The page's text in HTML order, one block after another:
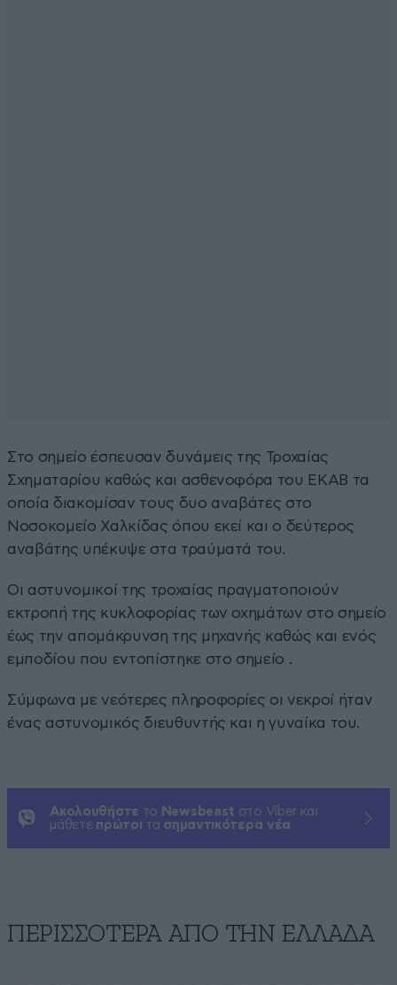
Στο σημείο έσπευσαν δυνάμεις της Τροχαίας
Σχηματαρίου καθώς και ασθενοφόρα του ΕΚΑΒ τα
οποία διακομίσαν τους δυο αναβάτες στο
Νοσοκομείο Χαλκίδας όπου εκεί και ο δεύτερος
αναβάτης υπέκυψε στα τραύματά του.
Οι αστυνομικοί της τροχαίας πραγματοποιούν
εκτροπή της κυκλοφορίας των οχημάτων στο σημείο
έως την απομάκρυνση της μηχανής καθώς και ενός
εμποδίου που εντοπίστηκε στο σημείο .
Σύμφωνα με νεότερες πληροφορίες οι νεκροί ήταν
ένας αστυνομικός διευθυντής και η γυναίκα του.
Ακολουθήστε το Newsbeast στο Viber και
μάθετε πρώτοι τα σημαντικότερα νέα
ΠΕΡΙΣΣΟΤΕΡΑ ΑΠΟ ΤΗΝ ΕΛΛΑΔΑ